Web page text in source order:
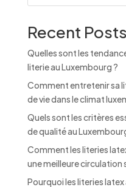
i
e
:
Recent Posts
Quelles sont les
literie au Luxembourg ?
Comment entretenir sa
de vie dans le climat
Quels sont les critères
de qualité au
Comment les literies
une meilleure circulation
Pourquoi les literies